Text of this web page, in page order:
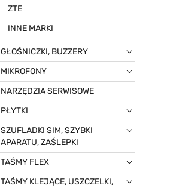
ZTE
INNE MARKI
GŁOŚNICZKI, BUZZERY
MIKROFONY
NARZĘDZIA SERWISOWE
PŁYTKI
SZUFLADKI SIM, SZYBKI
APARATU, ZAŚLEPKI
TAŚMY FLEX
TAŚMY KLEJĄCE, USZCZELKI,